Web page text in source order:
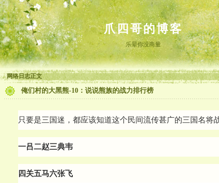
爪四哥的博客
乐晕你没商量
网络日志正文
俺们村的大黑熊-10：说说熊族的战力排行榜
只要是三国迷，都应该知道这个民间流传甚广的三国名将
一吕二赵三典韦
四关五马六张飞